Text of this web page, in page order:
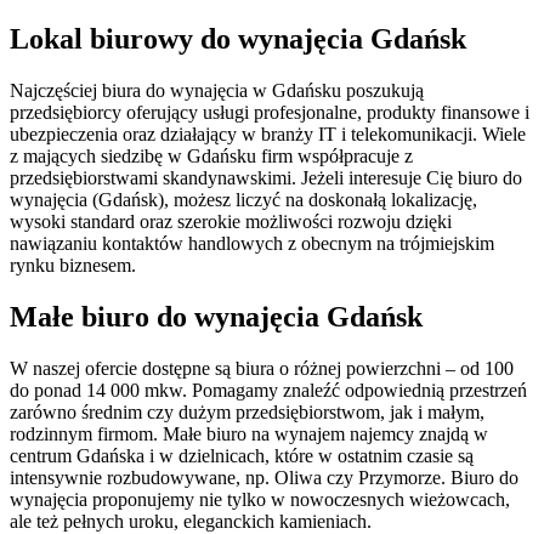
Lokal biurowy do wynajęcia Gdańsk
Najczęściej biura do wynajęcia w Gdańsku poszukują
przedsiębiorcy oferujący usługi profesjonalne, produkty finansowe i
ubezpieczenia oraz działający w branży IT i telekomunikacji. Wiele
z mających siedzibę w Gdańsku firm współpracuje z
przedsiębiorstwami skandynawskimi. Jeżeli interesuje Cię biuro do
wynajęcia (Gdańsk), możesz liczyć na doskonałą lokalizację,
wysoki standard oraz szerokie możliwości rozwoju dzięki
nawiązaniu kontaktów handlowych z obecnym na trójmiejskim
rynku biznesem.
Małe biuro do wynajęcia Gdańsk
W naszej ofercie dostępne są biura o różnej powierzchni – od 100
do ponad 14 000 mkw. Pomagamy znaleźć odpowiednią przestrzeń
zarówno średnim czy dużym przedsiębiorstwom, jak i małym,
rodzinnym firmom. Małe biuro na wynajem najemcy znajdą w
centrum Gdańska i w dzielnicach, które w ostatnim czasie są
intensywnie rozbudowywane, np. Oliwa czy Przymorze. Biuro do
wynajęcia proponujemy nie tylko w nowoczesnych wieżowcach,
ale też pełnych uroku, eleganckich kamieniach.